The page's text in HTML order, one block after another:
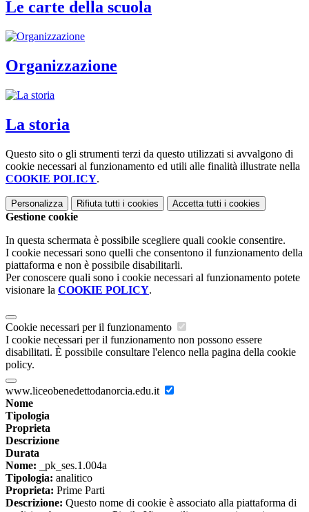
Le carte della scuola
Organizzazione
La storia
Questo sito o gli strumenti terzi da questo utilizzati si avvalgono di
cookie necessari al funzionamento ed utili alle finalità illustrate nella
COOKIE POLICY.
Personalizza Rifiuta tutti i cookies Accetta tutti i cookies
Gestione cookie
In questa schermata è possibile scegliere quali cookie consentire.
I cookie necessari sono quelli che consentono il funzionamento della
piattaforma e non è possibile disabilitarli.
Per conoscere quali sono i cookie necessari al funzionamento potete
visionare la COOKIE POLICY.
Cookie necessari per il funzionamento
I cookie necessari per il funzionamento non possono essere
disabilitati. È possibile consultare l'elenco nella pagina della cookie
policy.
www.liceobenedettodanorcia.edu.it
Nome
Tipologia
Proprieta
Descrizione
Durata
Nome: _pk_ses.1.004a
Tipologia: analitico
Proprieta: Prime Parti
Descrizione: Questo nome di cookie è associato alla piattaforma di